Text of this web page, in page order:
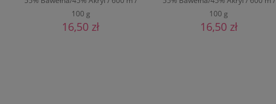
100 g
16,50 zł
100 g
16,50 zł